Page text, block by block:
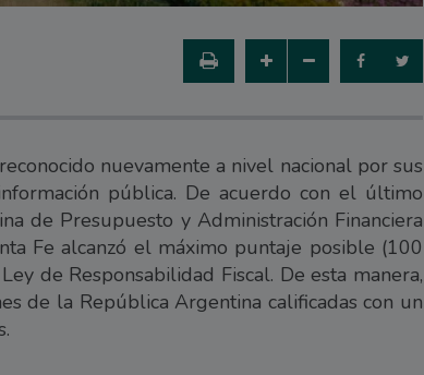
nuevamente a nivel nacional por sus
pública. De acuerdo con el último
de Presupuesto y Administración Financiera
Fe alcanzó el máximo puntaje posible (100
de Responsabilidad Fiscal. De esta manera,
de la República Argentina calificadas con un